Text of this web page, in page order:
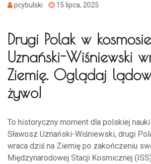
pcybulski 15 lipca, 2025
Drugi Polak w
Uznański-Wiśniewski
Ziemię. Oglądaj
żywo!
To historyczny moment dla polskiej
Sławosz Uznański-Wiśniewski, drugi
wraca dziś na Ziemię po zakończeniu
Międzynarodowej Stacji Kosmicznej